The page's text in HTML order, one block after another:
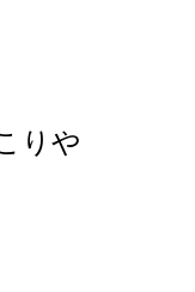
りや